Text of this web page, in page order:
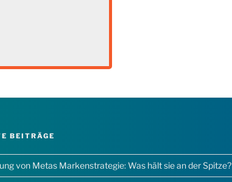
BEITRÄGE
von Metas Markenstrategie: Was hält sie an der Spitze?